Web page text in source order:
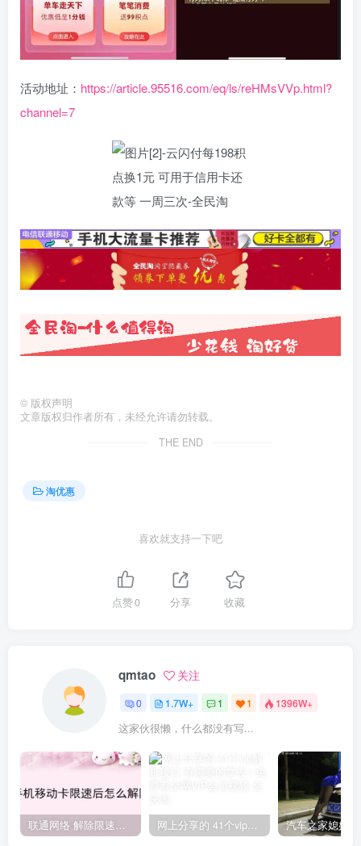
活动地址： https://article.95516.com/eq/ls/reHMsVVp.html?
channel=7
© 版权声明
文章版权归作者所有，未经允许请勿转载。
THE END
淘优惠
喜欢就支持一下吧
点赞0 分享 收藏
qmtao 关注
0 1.7W+ 1 1 1396W+
这家伙很懒，什么都没有写...
联通网络 解除限速方法参考！畅享、畅玩、老白干等及其它地区自测了 网上分享的 41个vip解析接口 有需要的拿去~ 免费看全网VIP会员视频